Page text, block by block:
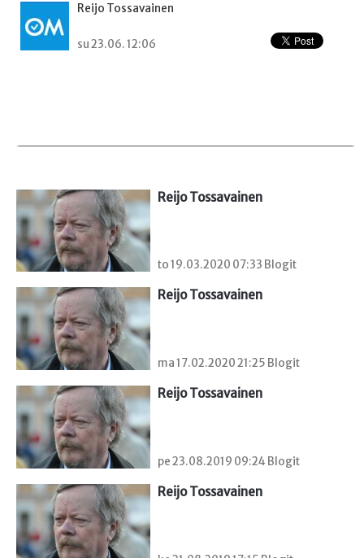
Reijo Tossavainen
su 23.06. 12:06
Reijo Tossavainen
to 19.03.2020 07:33 Blogit
Reijo Tossavainen
ma 17.02.2020 21:25 Blogit
Reijo Tossavainen
pe 23.08.2019 09:24 Blogit
Reijo Tossavainen